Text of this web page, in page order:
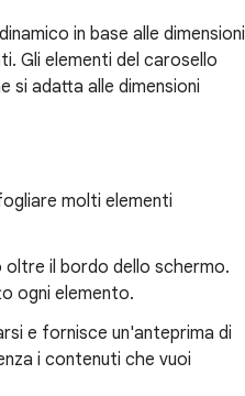
in base alle dimensioni
Gli elementi del carosello
si adatta alle dimensioni
molti elementi
oltre il bordo dello schermo.
ogni elemento.
e fornisce un'anteprima di
i contenuti che vuoi